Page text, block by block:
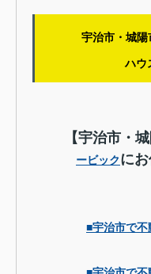
宇治市・城
ハウ
【宇治市・城
ービックに
■宇治市で不